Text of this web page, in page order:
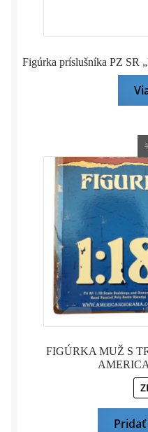
Figúrka príslušníka PZ SR
FIGÚRKA MUŽ S